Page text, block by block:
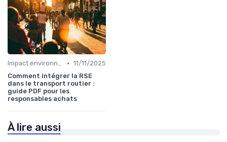
Impact environnemental • 11/11/2025
Comment intégrer la RSE
dans le transport routier :
guide PDF pour les
responsables achats
À lire aussi